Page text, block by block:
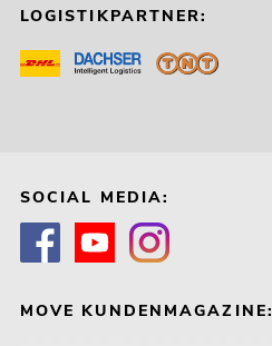
LOGISTIKPARTNER:
SOCIAL MEDIA:
MOVE KUNDENMAGAZINE: